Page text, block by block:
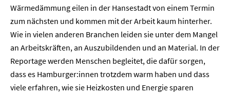
Wärmedämmung eilen in der Hansestadt von einem Termin
zum nächsten und kommen mit der Arbeit kaum hinterher.
Wie in vielen anderen Branchen leiden sie unter dem Mangel
an Arbeitskräften, an Auszubildenden und an Material. In der
Reportage werden Menschen begleitet, die dafür sorgen,
dass es Hamburger:innen trotzdem warm haben und dass
viele erfahren, wie sie Heizkosten und Energie sparen